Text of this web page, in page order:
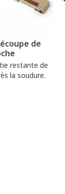
de
restante de
la soudure.